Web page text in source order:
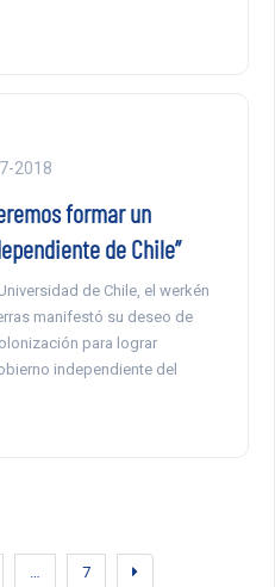
2018
formar un
de Chile”
de Chile, el werkén
manifestó su deseo de
para lograr
independiente del
… 7